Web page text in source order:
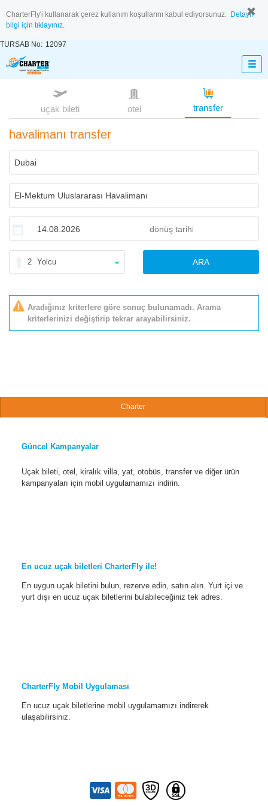
CharterFly'i kullanarak çerez kullanım koşullarını kabul ediyorsunuz. Detaylı
bilgi için tıklayınız.
TURSAB No: 12097
uçak bileti otel transfer
havalimanı transfer
2 Yolcu ARA
Aradığınız kriterlere göre sonuç bulunamadı. Arama
kriterlerinizi değiştirip tekrar arayabilirsiniz.
Charter
Güncel Kampanyalar
Uçak bileti, otel, kiralık villa, yat, otobüs, transfer ve diğer ürün
kampanyaları için mobil uygulamamızı indirin.
En ucuz uçak biletleri CharterFly ile!
En uygun uçak biletini bulun, rezerve edin, satın alın. Yurt içi ve
yurt dışı en ucuz uçak biletlerini bulabileceğiniz tek adres.
CharterFly Mobil Uygulaması
En ucuz uçak biletlerine mobil uygulamamızı indirerek
ulaşabilirsiniz.